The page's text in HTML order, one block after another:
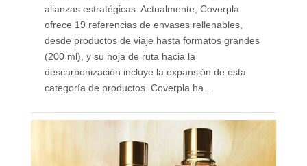
alianzas estratégicas. Actualmente, Coverpla
ofrece 19 referencias de envases rellenables,
desde productos de viaje hasta formatos grandes
(200 ml), y su hoja de ruta hacia la
descarbonización incluye la expansión de esta
categoría de productos. Coverpla ha ...